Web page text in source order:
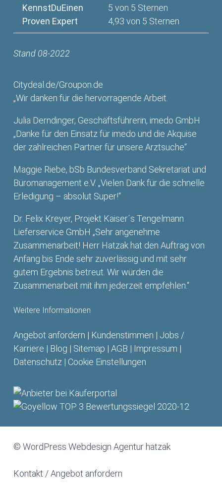
KennstDuEinen
Proven Expert
5 von 5 Sternen
4,93 von 5 Sternen
Stand 08-2022
Citydeal.de/Groupon.de
„Wir danken für die hervorragende Arbeit.
Julia Derndinger, Geschäftsführerin, imedo GmbH
„Danke für den Einsatz für imedo und die Akquise
der zahlreichen Partner für unsere Arztsuche“
Maggie Riebe, bSb Bundesverband Sekretariat und
Büromanagement e.V. „Vielen Dank für die schnelle
Erledigung – absolut Super!“
Dr. Felix Kreyer, Projekt Kaiser´s Tengelmann
Lieferservice GmbH „Sehr angenehme
Zusammenarbeit! Herr Hatzak hat den Auftrag von
Anfang bis Ende sehr zuverlässig und mit sehr
gutem Ergebnis betreut. Wir würden die
Zusammenarbeit mit ihm jederzeit empfehlen.“
Weitere Informationen
Angebot anfordern | Kundenstimmen | Jobs /
Karriere | Blog | Sitemap | AGB | Impressum |
Datenschutz | Cookie Einstellungen
© WordPress Webdesign Agentur hatzak
Kontakt / Angebot anfordern